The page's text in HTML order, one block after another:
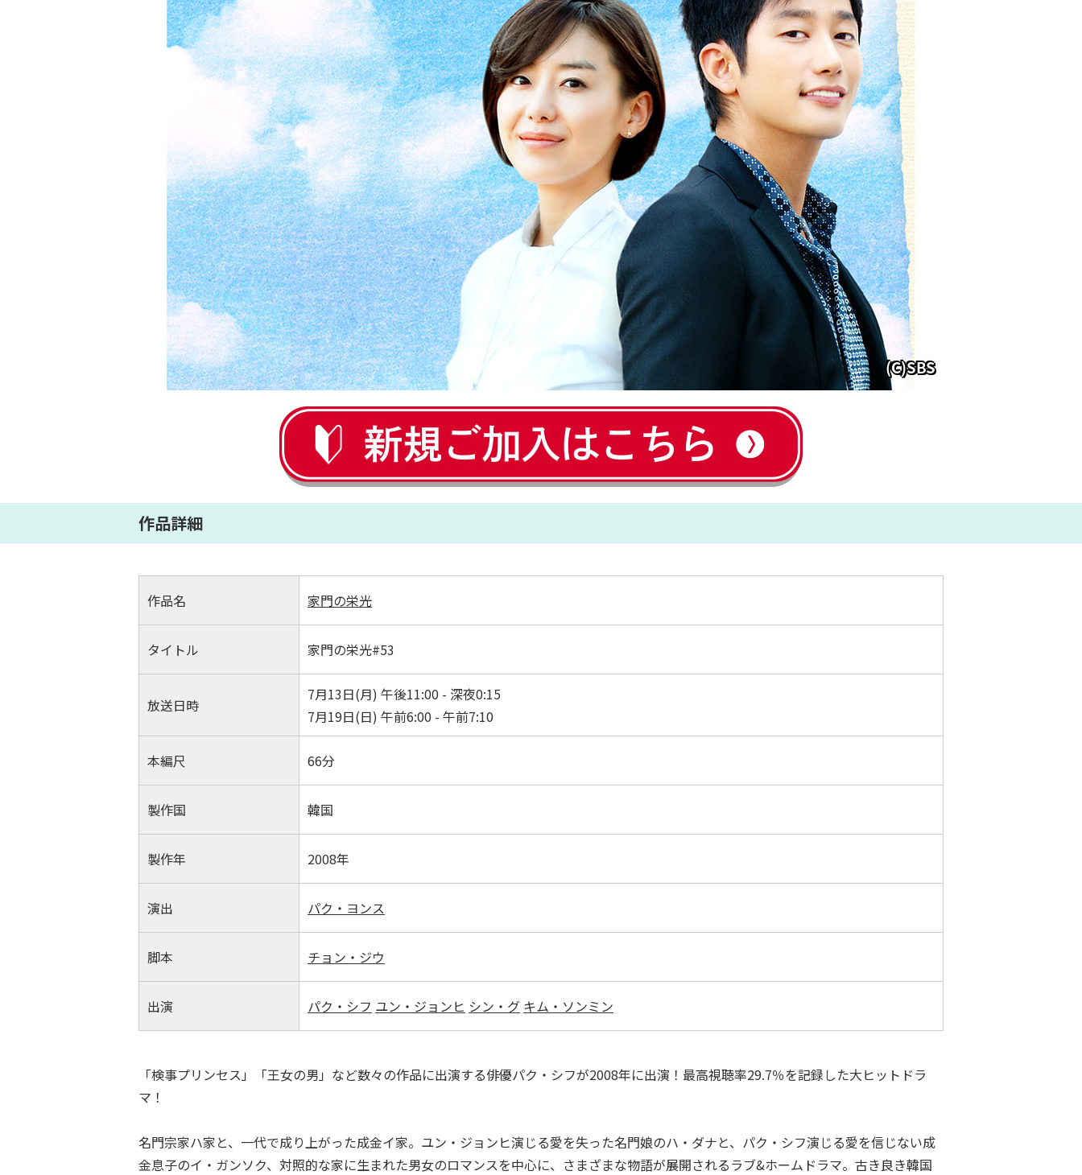
作品詳細
作品名 家門の栄光
タイトル 家門の栄光#53
放送日時
7月13日(月) 午後11:00 - 深夜0:15
7月19日(日) 午前6:00 - 午前7:10
本編尺 66分
製作国 韓国
製作年 2008年
演出 パク・ヨンス
脚本 チョン・ジウ
出演 パク・シフ ユン・ジョンヒ シン・グ キム・ソンミン
「検事プリンセス」「王女の男」など数々の作品に出演する俳優パク・シフが2008年に出演！最高視聴率29.7％を記録した大ヒットドラ
マ！
名門宗家ハ家と、一代で成り上がった成金イ家。ユン・ジョンヒ演じる愛を失った名門娘のハ・ダナと、パク・シフ演じる愛を信じない成
金息子のイ・ガンソク、対照的な家に生まれた男女のロマンスを中心に、さまざまな物語が展開されるラブ&ホームドラマ。古き良き韓国